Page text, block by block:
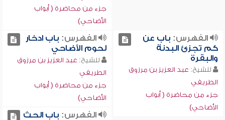
جزء من محاضرة ( أبواب
الأضاحي)
الفهرس: باب عن
كم تجزئ البدنة
والبقرة
للشيخ: عبد العزيز بن مرزوق
الطريفي
جزء من محاضرة ( أبواب
الأضاحي)
الفهرس: باب ادخار
لحوم الأضاحي
للشيخ: عبد العزيز بن مرزوق
الطريفي
جزء من محاضرة ( أبواب
الأضاحي)
الفهرس: باب الحث